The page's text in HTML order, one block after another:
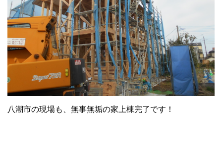
八潮市の現場も、無事無垢の家上棟完了です！